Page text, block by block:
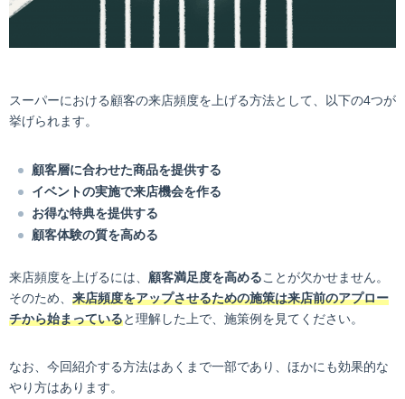
スーパーにおける顧客の来店頻度を上げる方法として、以下の4つが
挙げられます。
顧客層に合わせた商品を提供する
イベントの実施で来店機会を作る
お得な特典を提供する
顧客体験の質を高める
来店頻度を上げるには、 顧客満足度を高めることが欠かせません。
そのため、 来店頻度をアップさせるための施策は来店前のアプロー
チから始まっていると理解した上で、施策例を見てください。
なお、今回紹介する方法はあくまで一部であり、ほかにも効果的な
やり方はあります。